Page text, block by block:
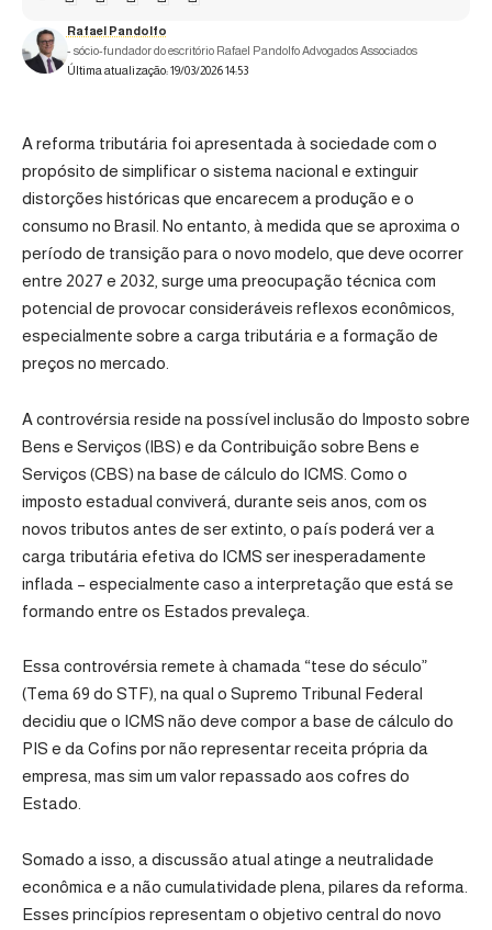
Última atualização: 19/03/2026 14:53
Rafael Pandolfo
- sócio-fundador do escritório Rafael Pandolfo Advogados Associados
A reforma tributária foi apresentada à sociedade com o
propósito de simplificar o sistema nacional e extinguir
distorções históricas que encarecem a produção e o
consumo no Brasil. No entanto, à medida que se aproxima o
período de transição para o novo modelo, que deve ocorrer
entre 2027 e 2032, surge uma preocupação técnica com
potencial de provocar consideráveis reflexos econômicos,
especialmente sobre a carga tributária e a formação de
preços no mercado.
A controvérsia reside na possível inclusão do Imposto sobre
Bens e Serviços (IBS) e da Contribuição sobre Bens e
Serviços (CBS) na base de cálculo do ICMS. Como o
imposto estadual conviverá, durante seis anos, com os
novos tributos antes de ser extinto, o país poderá ver a
carga tributária efetiva do ICMS ser inesperadamente
inflada – especialmente caso a interpretação que está se
formando entre os Estados prevaleça.
Essa controvérsia remete à chamada “tese do século”
(Tema 69 do STF), na qual o Supremo Tribunal Federal
decidiu que o ICMS não deve compor a base de cálculo do
PIS e da Cofins por não representar receita própria da
empresa, mas sim um valor repassado aos cofres do
Estado.
Somado a isso, a discussão atual atinge a neutralidade
econômica e a não cumulatividade plena, pilares da reforma.
Esses princípios representam o objetivo central do novo